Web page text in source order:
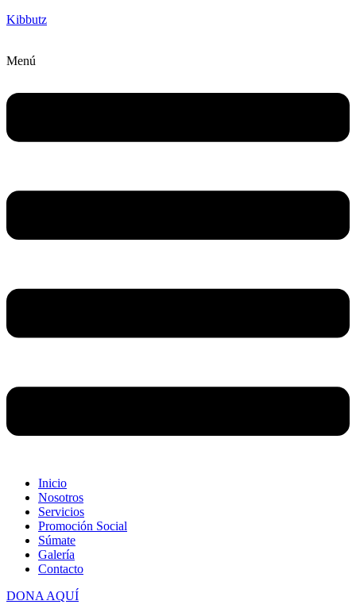
Kibbutz
Menú
Inicio
Nosotros
Servicios
Promoción Social
Súmate
Galería
Contacto
DONA AQUÍ